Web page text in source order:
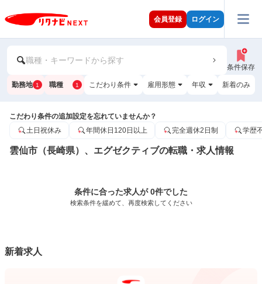
会員登録 ログイン
職種・キーワードから探す
条件保存
勤務地 1 職種 1 こだわり条件 雇用形態 年収 新着のみ
こだわり条件の追加設定を忘れていませんか？
土日祝休み
年間休日120日以上 完全週休2日制 学歴
雲仙市（長崎県）、エグゼクティブの転職・求人情報
条件に合った求人が 0件でした
検索条件を緩めて、再度検索してください
新着求人